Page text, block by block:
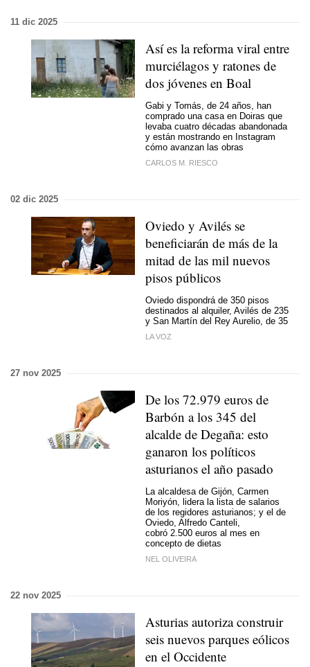
11 dic 2025
Así es la reforma viral entre
murciélagos y ratones de
dos jóvenes en Boal
Gabi y Tomás, de 24 años, han
comprado una casa en Doiras que
levaba cuatro décadas abandonada
y están mostrando en Instagram
cómo avanzan las obras
CARLOS M. RIESCO
02 dic 2025
Oviedo y Avilés se
beneficiarán de más de la
mitad de las mil nuevos
pisos públicos
Oviedo dispondrá de 350 pisos
destinados al alquiler, Avilés de 235
y San Martín del Rey Aurelio, de 35
LA VOZ
27 nov 2025
De los 72.979 euros de
Barbón a los 345 del
alcalde de Degaña: esto
ganaron los políticos
asturianos el año pasado
La alcaldesa de Gijón, Carmen
Moriyón, lidera la lista de salarios
de los regidores asturianos; y el de
Oviedo, Alfredo Canteli,
cobró 2.500 euros al mes en
concepto de dietas
NEL OLIVEIRA
22 nov 2025
Asturias autoriza construir
seis nuevos parques eólicos
en el Occidente